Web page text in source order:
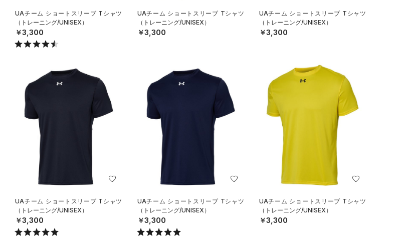
UAチーム ショートスリーブ Tシャツ
（トレーニング/UNISEX）
￥3,300
UAチーム ショートスリーブ Tシャツ
（トレーニング/UNISEX）
￥3,300
UAチーム ショートスリーブ Tシャツ
（トレーニング/UNISEX）
￥3,300
UAチーム ショートスリーブ Tシャツ
（トレーニング/UNISEX）
￥3,300
UAチーム ショートスリーブ Tシャツ
（トレーニング/UNISEX）
￥3,300
UAチーム ショートスリーブ Tシャツ
（トレーニング/UNISEX）
￥3,300